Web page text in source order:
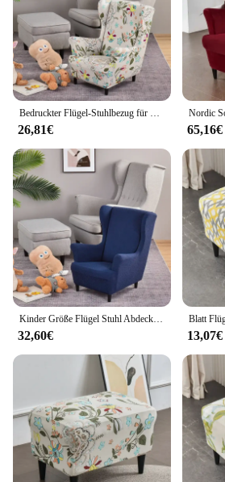
26,81€ 65,16€
32,60€ 13,07€